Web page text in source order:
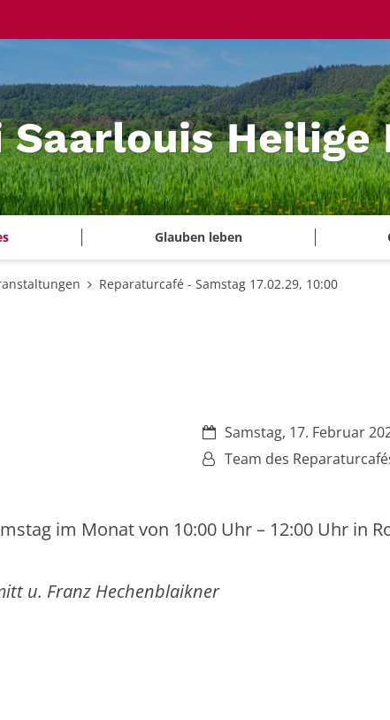
Heilige
Glauben leben
Reparaturcafé - Samstag 17.02.29, 10:00
Datum:
Samstag, 17. Februar
Von:Team des
im Monat von 10:00 Uhr – 12:00 Uhr in
u. Franz Hechenblaikner